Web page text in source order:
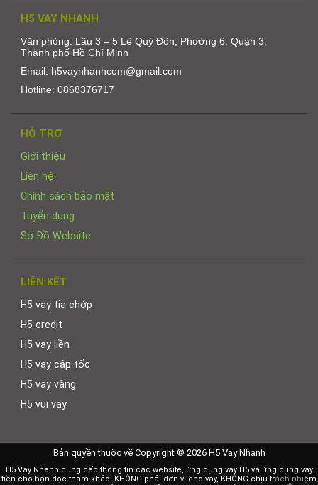
H5 VAY NHANH
Văn phòng: Lầu 3 – 5 Lê Quý Đôn, Phường 6, Quận 3,
Thành phố Hồ Chí Minh
Email: h5vaynhanhcom@gmail.com
Hotline: 0868376717
HỖ TRỢ
Giới thiệu
Liên hệ
Chính sách bảo mật
Tuyển dụng
Sơ Đồ Website
LIÊN KẾT
H5 vay tia chớp
H5 credit
H5 vay liền
H5 vay cấp tốc
H5 vay vàng
H5 vui vay
Bản quyền thuộc về Copyright © 2026 H5 Vay Nhanh
H5 Vay Nhanh cung cấp thông tin các website, ứng dụng vay H5 và ứng dụng vay
tiền cho bạn đọc tham khảo. KHÔNG phải đơn vị cho vay, KHÔNG chịu trách nhiệm